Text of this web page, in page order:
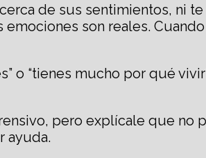
de sus sentimientos, ni
son reales.
o “tienes mucho por qué
pero explícale que no
ayuda.